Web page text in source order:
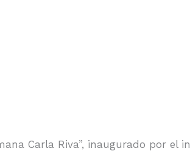
Carla Riva”, inaugurado por